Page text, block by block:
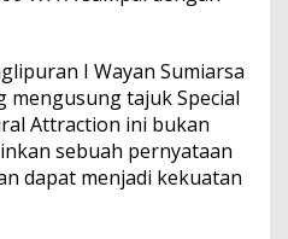
I Wayan Sumiarsa
mengusung tajuk Special
Attraction ini bukan
sebuah pernyataan
dapat menjadi kekuatan